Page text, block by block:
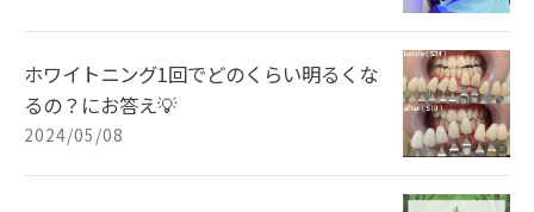
ホワイトニング1回でどのくらい明るくな
るの？にお答え💡
2024/05/08